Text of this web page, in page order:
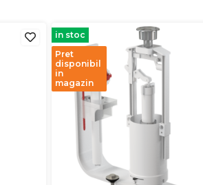
in stoc
Pret
disponibil
in
magazin